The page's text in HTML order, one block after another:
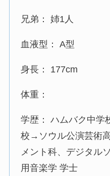
兄弟： 姉1人
血液型： A型
身長： 177cm
体重：
学歴： ハムバク中
校→ソウル公演芸術
メント科、デジタル
用音楽学 学士